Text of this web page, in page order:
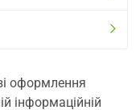
оформлення
інформаційній